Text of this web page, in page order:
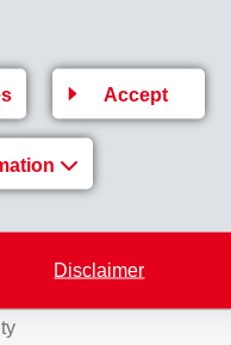
Accept
Disclaimer